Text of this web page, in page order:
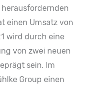
einen Umsatz von
wird durch eine
von zwei neuen
sein. Im
Group einen